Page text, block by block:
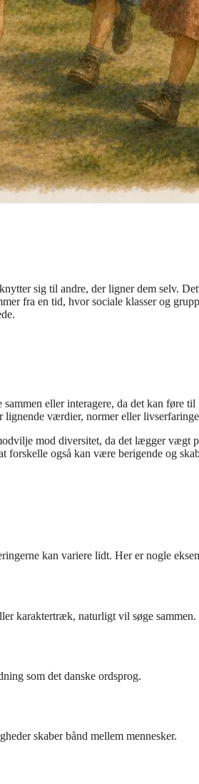
sig til andre, der ligner dem selv.
fra en tid, hvor sociale klasser og
eller interagere, da det kan føre til
lignende værdier, normer eller
mod diversitet, da det lægger vægt
forskelle også kan være berigende og
kan variere lidt. Her er nogle
karaktertræk, naturligt vil søge sammen.
som det danske ordsprog.
skaber bånd mellem mennesker.